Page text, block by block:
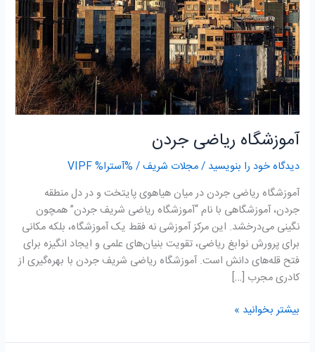
آموزشگاه ریاضی جردن
دیدگاه‌ خود را بنویسید /مجلات شریف/ %آسترا%VIPF
آموزشگاه ریاضی جردن در میان هیاهوی پایتخت و در دل منطقه
جردن، آموزشگاهی با نام “آموزشگاه ریاضی شریف جردن” همچون
نگینی می‌درخشد. این مرکز آموزشی نه فقط یک آموزشگاه، بلکه مکانی
برای پرورش نوابغ ریاضی، تقویت بنیان‌های علمی و ایجاد انگیزه برای
فتح قله‌های دانش است. آموزشگاه ریاضی شریف جردن با بهره‌گیری از
کادری مجرب […]
بیشتر بخوانید »